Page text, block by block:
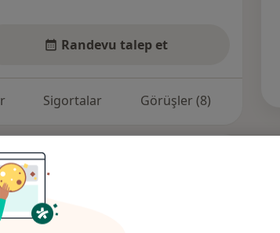
Randevu talep et
Sigortalar Görüşler (8)